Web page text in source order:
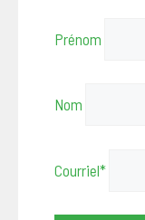
Prénom
Nom
Courriel*